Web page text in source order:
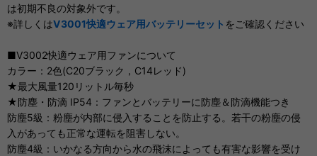
は初期不良の対象外です。
※詳しくはV3001快適ウェア用バッテリーセット をご確認ください
■V3002快適ウェア用ファンについて
カラー：2色(C20ブラック，C14レッド)
★最大風量120リットル毎秒
★防塵・防滴 IP54：ファンとバッテリーに防塵＆防滴機能つき
防塵5級：粉塵が内部に侵入することを防止する。若干の粉塵の侵
入があっても正常な運転を阻害しない。
防塵4級：いかなる方向から水の飛沫によっても有害な影響を受け